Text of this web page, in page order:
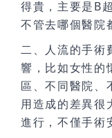
得貴，主要是B
不管去哪個醫院
二、人流的手術
響，比如女性的
區、不同醫院、
用造成的差異很
進行，不僅手術